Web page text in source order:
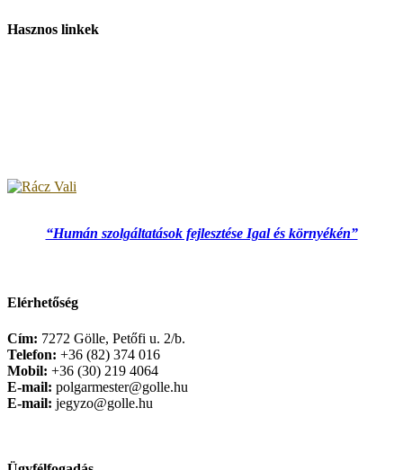
Hasznos linkek
“Humán szolgáltatások fejlesztése Igal és környékén”
Elérhetőség
Cím: 7272 Gölle, Petőfi u. 2/b.
Telefon: +36 (82) 374 016
Mobil: +36 (30) 219 4064
E-mail: polgarmester@golle.hu
E-mail: jegyzo@golle.hu